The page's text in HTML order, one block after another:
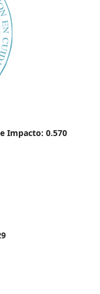
Impacto: 0.570